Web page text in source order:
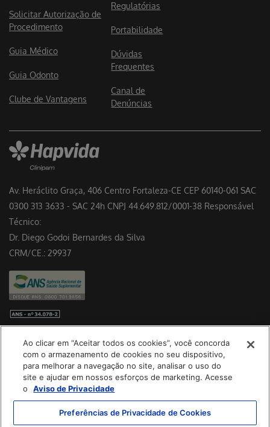
Av. Heráclito Graça, 406 Centro Fortaleza-CE CEP 60140-061 SAC
0300 313 3633 - SAC 24h CNPJ 44.649.812/0001-38 Responsável
Técnico:
Dr. Diego Godoi Bernardes da Silva
CRM/CE.: 29937
Preferências de cookies
Solicitar Autorização de
Procedimento
Guia Médico
Guia Odonto
Clube de Vantagens
Regulatórias
Portabilidade
Dúvidas
Frequentes
Canal de
Denúncias
Baixe nosso App
Ao clicar em “Aceitar todos os cookies”, você concorda
com o armazenamento de cookies no seu dispositivo,
para melhorar a navegação no site, analisar o uso do
site e ajudar em nossos esforços de marketing. Acesse
o
Aviso de Privacidade
Preferências de Privacidade de Cookies